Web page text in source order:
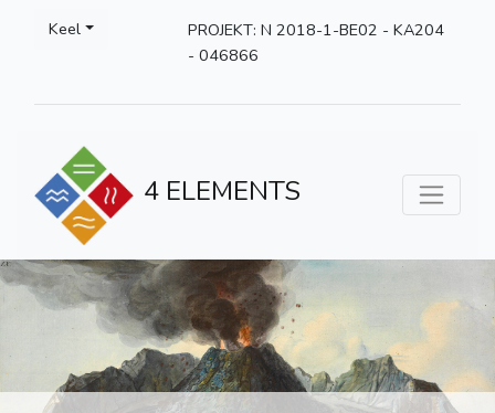
Keel
PROJEKT: N 2018-1-BE02 - KA204
- 046866
4 ELEMENTS